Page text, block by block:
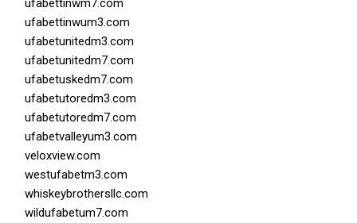
ufabettinwm7.com
ufabettinwum3.com
ufabetunitedm3.com
ufabetunitedm7.com
ufabetuskedm7.com
ufabetutoredm3.com
ufabetutoredm7.com
ufabetvalleyum3.com
veloxview.com
westufabetm3.com
whiskeybrothersllc.com
wildufabetum7.com